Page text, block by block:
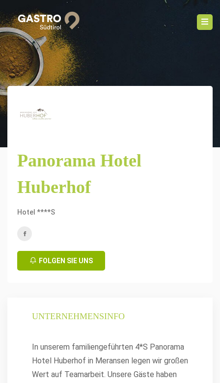
Panorama Hotel
Huberhof
Hotel ****S
FOLGEN SIE UNS
UNTERNEHMENSINFO
In unserem familiengeführten 4*S Panorama
Hotel Huberhof in Meransen legen wir großen
Wert auf Teamarbeit. Unsere Gäste haben